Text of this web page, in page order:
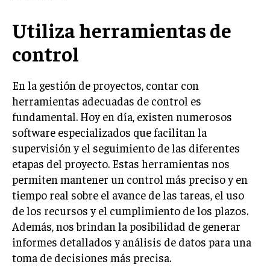
PLANIFICACIÓN EMPRESARIAL
FINANZAS
GESTIÓN DE RECURSOS FINANCIEROS
INVERSIONES Y MERCADOS FINANCIEROS
CONTABILIDAD EMPRESARIAL
ECONOMÍA EMPRESARIAL
INTERNACIONAL
COMERCIO INTERNACIONAL
EXPANSIÓN GLOBAL
Utiliza herramientas de
control
En la gestión de proyectos, contar con
herramientas adecuadas de control es
fundamental. Hoy en día, existen numerosos
software especializados que facilitan la
supervisión y el seguimiento de las diferentes
etapas del proyecto. Estas herramientas nos
permiten mantener un control más preciso y en
tiempo real sobre el avance de las tareas, el uso
de los recursos y el cumplimiento de los plazos.
Además, nos brindan la posibilidad de generar
informes detallados y análisis de datos para una
toma de decisiones más precisa.